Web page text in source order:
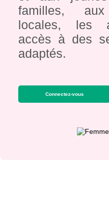
familles, aux
locales, les
accès à des
adaptés.
Connectez-vous